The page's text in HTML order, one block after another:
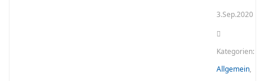
3.Sep.2020
Kategorien:
Allgemein,